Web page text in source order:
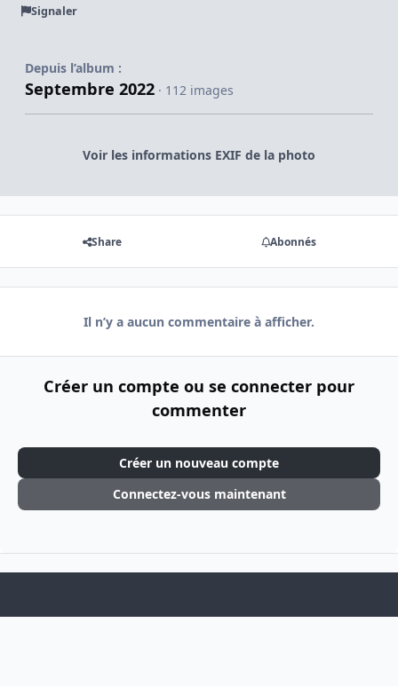
Signaler
Depuis l’album :
Septembre 2022 · 112 images
Voir les informations EXIF de la photo
Share Abonnés
Il n’y a aucun commentaire à afficher.
Créer un compte ou se connecter pour
commenter
Créer un nouveau compte
Connectez-vous maintenant